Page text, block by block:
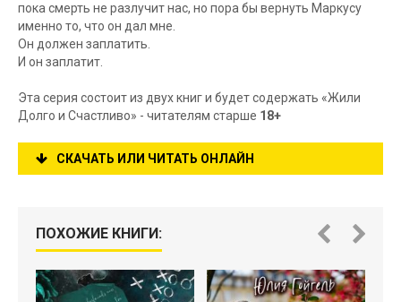
пока смерть не разлучит нас, но пора бы вернуть Маркусу
именно то, что он дал мне.
Он должен заплатить.
И он заплатит.
Эта серия состоит из двух книг и будет содержать «Жили
Долго и Счастливо» - читателям старше 18+
СКАЧАТЬ ИЛИ ЧИТАТЬ ОНЛАЙН
ПОХОЖИЕ КНИГИ: